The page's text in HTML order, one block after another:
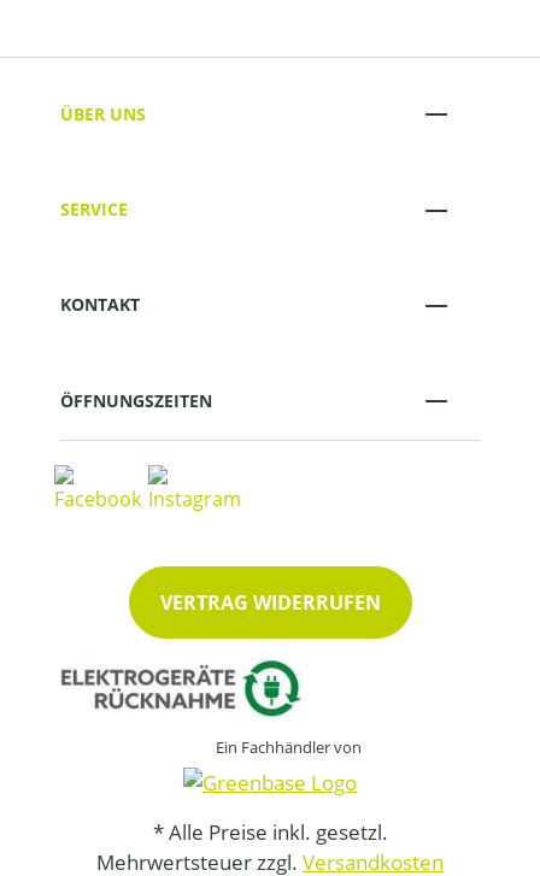
ÜBER UNS
SERVICE
KONTAKT
ÖFFNUNGSZEITEN
VERTRAG WIDERRUFEN
Ein Fachhändler von
* Alle Preise inkl. gesetzl.
Mehrwertsteuer zzgl. Versandkosten